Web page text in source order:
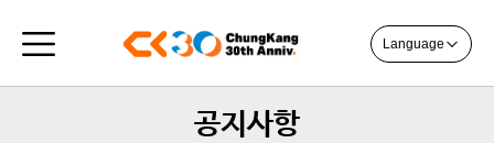
Language
공지사항